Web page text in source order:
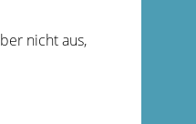
nicht aus,